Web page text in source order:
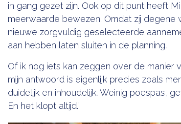
in gang gezet zijn. Ook op dit punt heeft
meerwaarde bewezen. Omdat zij degene
nieuwe zorgvuldig geselecteerde
aan hebben laten sluiten in de planning.
Of ik nog iets kan zeggen over de manier
mijn antwoord is eigenlijk precies zoals
duidelijk en inhoudelijk. Weinig poespas,
En het klopt altijd.”